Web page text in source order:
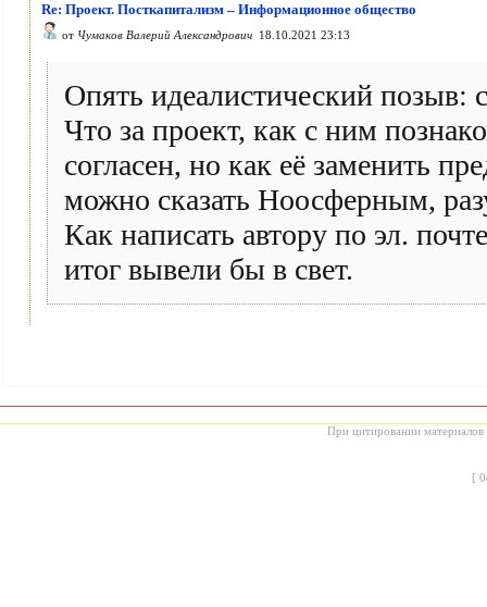
Re: Проект. Посткапитализм – Информационное общество
от Чумаков Валерий Александрович 18.10.2021 23:13
Опять идеалистический позыв:
Что за проект, как с ним
согласен, но как её заменить
можно сказать Ноосферным,
Как написать автору по эл.
итог вывели бы в свет.
При цитировании материалов
[